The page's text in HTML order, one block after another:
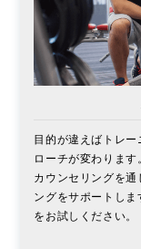
目的が違えばトレ
ローチが変わりま
カウンセリングを
ングをサポートし
をお試しください。